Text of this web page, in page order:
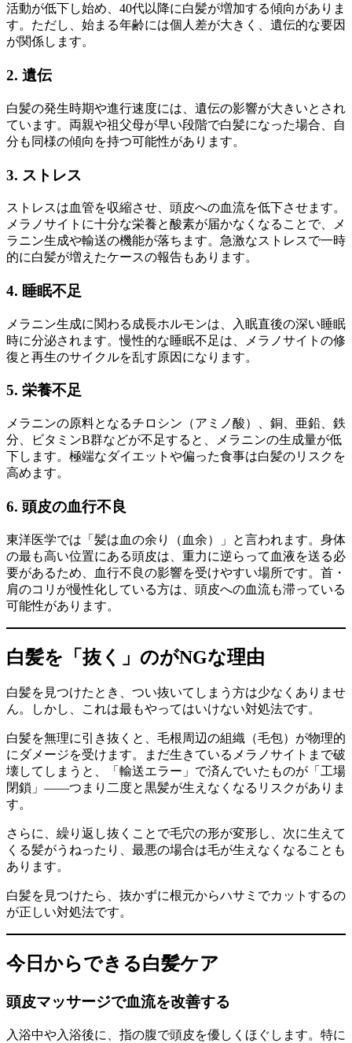
活動が低下し始め、40代以降に白髪が増加する傾向がありま
す。ただし、始まる年齢には個人差が大きく、遺伝的な要因
が関係します。
2. 遺伝
白髪の発生時期や進行速度には、遺伝の影響が大きいとされ
ています。両親や祖父母が早い段階で白髪になった場合、自
分も同様の傾向を持つ可能性があります。
3. ストレス
ストレスは血管を収縮させ、頭皮への血流を低下させます。
メラノサイトに十分な栄養と酸素が届かなくなることで、メ
ラニン生成や輸送の機能が落ちます。急激なストレスで一時
的に白髪が増えたケースの報告もあります。
4. 睡眠不足
メラニン生成に関わる成長ホルモンは、入眠直後の深い睡眠
時に分泌されます。慢性的な睡眠不足は、メラノサイトの修
復と再生のサイクルを乱す原因になります。
5. 栄養不足
メラニンの原料となるチロシン（アミノ酸）、銅、亜鉛、鉄
分、ビタミンB群などが不足すると、メラニンの生成量が低
下します。極端なダイエットや偏った食事は白髪のリスクを
高めます。
6. 頭皮の血行不良
東洋医学では「髪は血の余り（血余）」と言われます。身体
の最も高い位置にある頭皮は、重力に逆らって血液を送る必
要があるため、血行不良の影響を受けやすい場所です。首・
肩のコリが慢性化している方は、頭皮への血流も滞っている
可能性があります。
白髪を「抜く」のがNGな理由
白髪を見つけたとき、つい抜いてしまう方は少なくありませ
ん。しかし、これは最もやってはいけない対処法です。
白髪を無理に引き抜くと、毛根周辺の組織（毛包）が物理的
にダメージを受けます。まだ生きているメラノサイトまで破
壊してしまうと、「輸送エラー」で済んでいたものが「工場
閉鎖」——つまり二度と黒髪が生えなくなるリスクがありま
す。
さらに、繰り返し抜くことで毛穴の形が変形し、次に生えて
くる髪がうねったり、最悪の場合は毛が生えなくなることも
あります。
白髪を見つけたら、抜かずに根元からハサミでカットするの
が正しい対処法です。
今日からできる白髪ケア
頭皮マッサージで血流を改善する
入浴中や入浴後に、指の腹で頭皮を優しくほぐします。特に